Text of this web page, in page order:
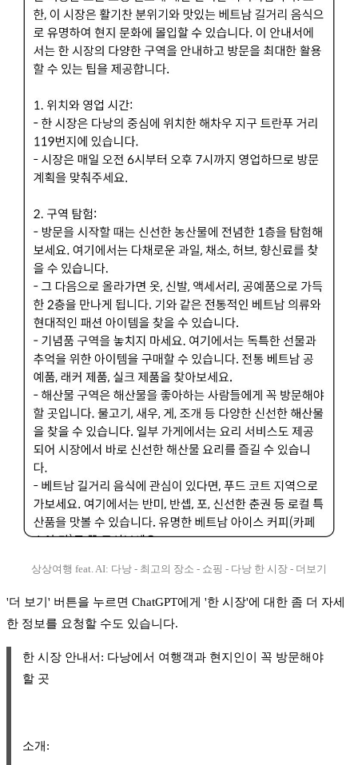
상상여행 feat. AI: 다낭 - 최고의 장소 - 쇼핑 - 다낭 한 시장 - 더보기
'더 보기' 버튼을 누르면 ChatGPT에게 '한 시장'에 대한 좀 더 자세
한 정보를 요청할 수도 있습니다.
한 시장 안내서: 다낭에서 여행객과 현지인이 꼭 방문해야
할 곳
소개: